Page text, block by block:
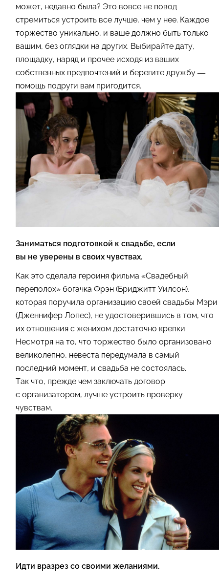
может, недавно была? Это вовсе не повод
стремиться устроить все лучше, чем у нее. Каждое
торжество уникально, и ваше должно быть только
вашим, без оглядки на других. Выбирайте дату,
площадку, наряд и прочее исходя из ваших
собственных предпочтений и берегите дружбу —
помощь подруги вам пригодится.
Заниматься подготовкой к свадьбе, если
вы не уверены в своих чувствах.
Как это сделала героиня фильма «Свадебный
переполох» богачка Фрэн (Бриджитт Уилсон),
которая поручила организацию своей свадьбы Мэри
(Дженнифер Лопес), не удостоверившись в том, что
их отношения с женихом достаточно крепки.
Несмотря на то, что торжество было организовано
великолепно, невеста передумала в самый
последний момент, и свадьба не состоялась.
Так что, прежде чем заключать договор
с организатором, лучше устроить проверку
чувствам.
Идти вразрез со своими желаниями.